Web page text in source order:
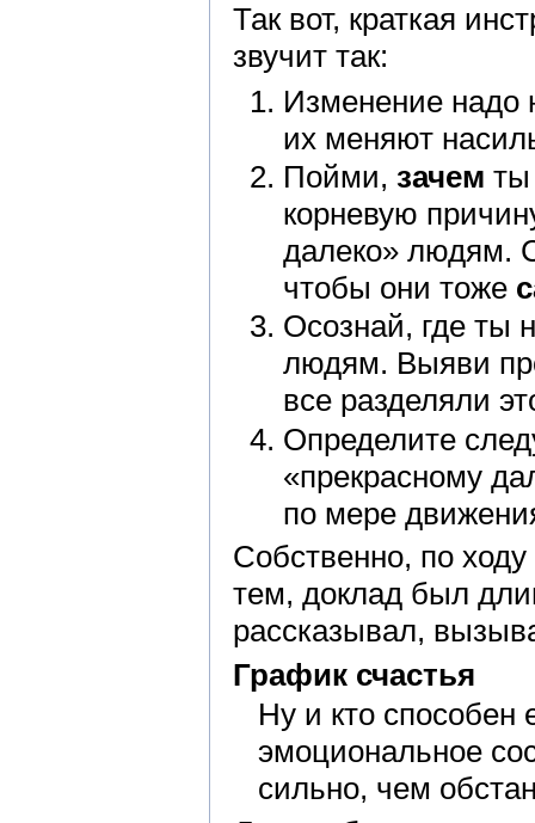
Так вот, краткая
звучит так:
Изменение надо
их меняют
Пойми, зачем ты
корневую
далеко» людям.
чтобы они тоже
Осознай, где ты
людям. Выяви
все разделяли
Определите
«прекрасному
по мере
Собственно, по
тем, доклад был
рассказывал,
График счастья
Ну и кто способен
эмоциональное
сильно, чем